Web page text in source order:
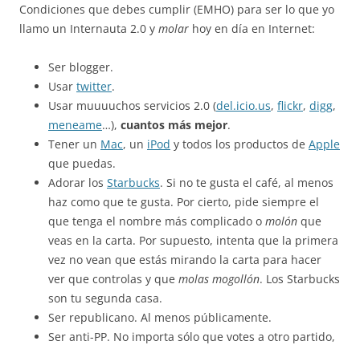
Condiciones que debes cumplir (EMHO) para ser lo que yo
llamo un Internauta 2.0 y molar hoy en día en Internet:
Ser blogger.
Usar twitter.
Usar muuuuchos servicios 2.0 (del.icio.us, flickr, digg,
meneame…), cuantos más mejor.
Tener un Mac, un iPod y todos los productos de Apple
que puedas.
Adorar los Starbucks. Si no te gusta el café, al menos
haz como que te gusta. Por cierto, pide siempre el
que tenga el nombre más complicado o molón que
veas en la carta. Por supuesto, intenta que la primera
vez no vean que estás mirando la carta para hacer
ver que controlas y que molas mogollón. Los Starbucks
son tu segunda casa.
Ser republicano. Al menos públicamente.
Ser anti-PP. No importa sólo que votes a otro partido,